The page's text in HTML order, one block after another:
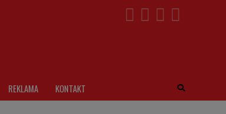
REKLAMA KONTAKT